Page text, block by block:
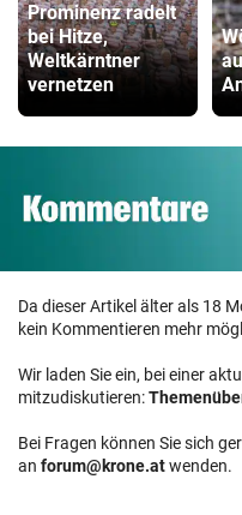
Prominenz radelt
bei Hitze,
Weltkärntner
vernetzen
Da dieser Artikel älter als 18
kein Kommentieren mehr
Wir laden Sie ein, bei einer
mitzudiskutieren:
Bei Fragen können Sie sich
an forum@krone.atwenden.